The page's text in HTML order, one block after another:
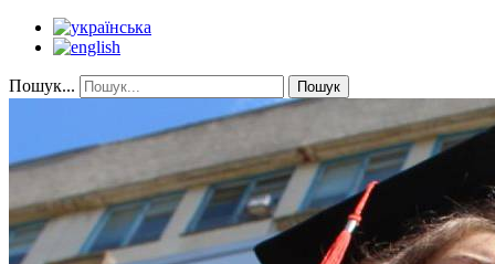
Пошук... Пошук